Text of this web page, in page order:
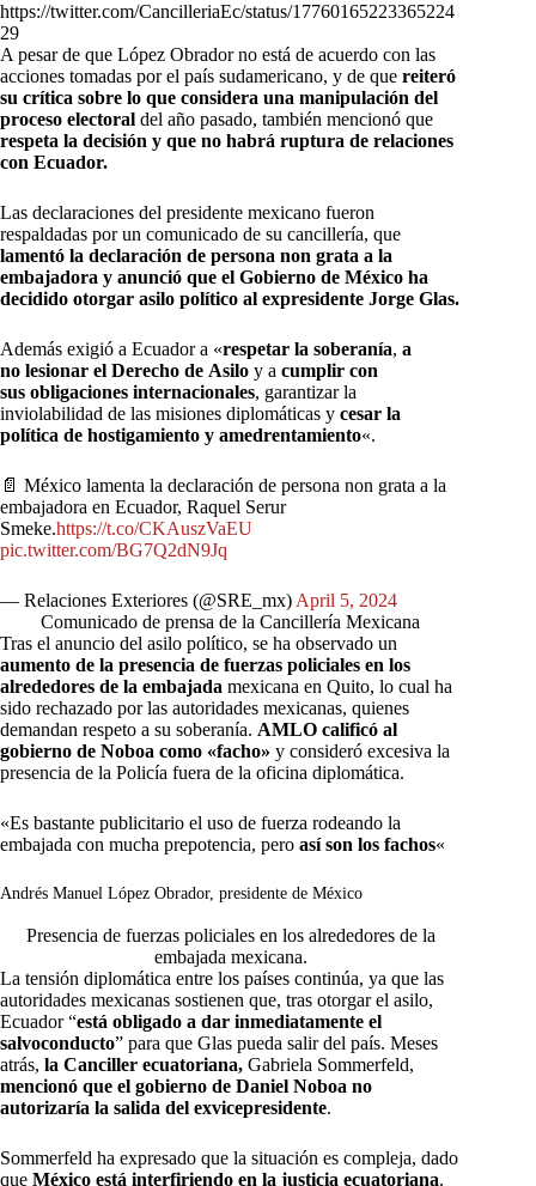
https://twitter.com/CancilleriaEc/status/17760165223365224
29
A pesar de que López Obrador no está de acuerdo con las
acciones tomadas por el país sudamericano, y de que reiteró
su crítica sobre lo que considera una manipulación del
proceso electoral del año pasado, también mencionó que
respeta la decisión y que no habrá ruptura de relaciones
con Ecuador.
Las declaraciones del presidente mexicano fueron
respaldadas por un comunicado de su cancillería, que
lamentó la declaración de persona non grata a la
embajadora y anunció que el Gobierno de México ha
decidido otorgar asilo político al expresidente Jorge Glas.
Además exigió a Ecuador a «respetar la soberanía, a
no lesionar el Derecho de Asilo y a cumplir con
sus obligaciones internacionales, garantizar la
inviolabilidad de las misiones diplomáticas y cesar la
política de hostigamiento y amedrentamiento«.
📄 México lamenta la declaración de persona non grata a la
embajadora en Ecuador, Raquel Serur
Smeke.https://t.co/CKAuszVaEU
pic.twitter.com/BG7Q2dN9Jq
— Relaciones Exteriores (@SRE_mx) April 5, 2024
Comunicado de prensa de la Cancillería Mexicana
Tras el anuncio del asilo político, se ha observado un
aumento de la presencia de fuerzas policiales en los
alrededores de la embajada mexicana en Quito, lo cual ha
sido rechazado por las autoridades mexicanas, quienes
demandan respeto a su soberanía. AMLO calificó al
gobierno de Noboa como «facho» y consideró excesiva la
presencia de la Policía fuera de la oficina diplomática.
«Es bastante publicitario el uso de fuerza rodeando la
embajada con mucha prepotencia, pero así son los fachos«
Andrés Manuel López Obrador, presidente de México
Presencia de fuerzas policiales en los alrededores de la
embajada mexicana.
La tensión diplomática entre los países continúa, ya que las
autoridades mexicanas sostienen que, tras otorgar el asilo,
Ecuador “está obligado a dar inmediatamente el
salvoconducto” para que Glas pueda salir del país. Meses
atrás, la Canciller ecuatoriana, Gabriela Sommerfeld,
mencionó que el gobierno de Daniel Noboa no
autorizaría la salida del exvicepresidente.
Sommerfeld ha expresado que la situación es compleja, dado
que México está interfiriendo en la justicia ecuatoriana.